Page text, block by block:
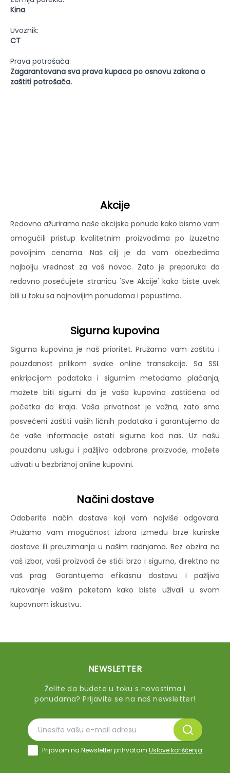
Kina
Uvoznik:
CT
Prava potrošača:
Zagarantovana sva prava kupaca po osnovu zakona o
zaštiti potrošača.
Akcije
Redovno ažuriramo naše akcijske ponude kako bismo vam
omogućili pristup kvalitetnim proizvodima po izuzetno
povoljnim cenama. Naš cilj je da vam obezbedimo
najbolju vrednost za vaš novac. Zato je preporuka da
redovno posećujete stranicu 'Sve Akcije' kako biste uvek
bili u toku sa najnovijim ponudama i popustima.
Sigurna kupovina
Sigurna kupovina je naš prioritet. Pružamo vam zaštitu i
pouzdanost prilikom svake online transakcije. Sa SSL
enkripcijom podataka i sigurnim metodama plaćanja,
možete biti sigurni da je vaša kupovina zaštićena od
početka do kraja. Vaša privatnost je važna, zato smo
posvećeni zaštiti vaših ličnih podataka i garantujemo da
će vaše informacije ostati sigurne kod nas. Uz našu
pouzdanu uslugu i pažljivo odabrane proizvode, možete
uživati u bezbrižnoj online kupovini.
Načini dostave
Odaberite način dostave koji vam najviše odgovara.
Pružamo vam mogućnost izbora između brze kurirske
dostave ili preuzimanja u našim radnjama. Bez obzira na
vaš izbor, vaši proizvodi će stići brzo i sigurno, direktno na
vaš prag. Garantujemo efikasnu dostavu i pažljivo
rukovanje vašim paketom kako biste uživali u svom
kupovnom iskustvu.
NEWSLETTER
Želite da budete u toku s novostima i
ponudama? Prijavite se na naš newsletter!
Prijavom na Newsletter prihvatam Uslove korišćenja